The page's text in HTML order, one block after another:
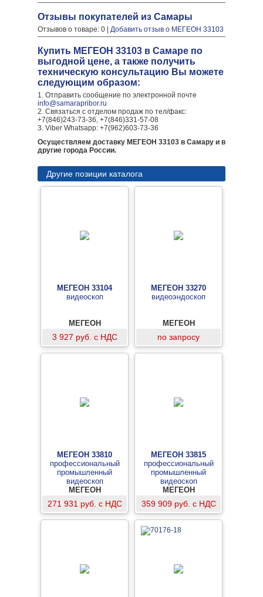
Отзывы покупателей из Самары
Отзывов о товаре: 0 | Добавить отзыв о МЕГЕОН 33103
Купить МЕГЕОН 33103 в Самаре по
выгодной цене, а также получить
техническую консультацию Вы можете
следующим образом:
1. Отправить сообщение по электронной почте
info@samarapribor.ru
2. Связаться с отделом продаж по тел/факс:
+7(846)243-73-36, +7(846)331-57-08
3. Viber Whatsapp: +7(962)603-73-36
Осуществляем доставку МЕГЕОН 33103 в Самару и в
другие города России.
Другие позиции каталога
МЕГЕОН 33104
видеоскоп
МЕГЕОН
3 927 руб. с НДС
МЕГЕОН 33270
видеоэндоскоп
МЕГЕОН
по запросу
МЕГЕОН 33810
профессиональный
промышленный
видеоскоп
МЕГЕОН
271 931 руб. с НДС
МЕГЕОН 33815
профессиональный
промышленный
видеоскоп
МЕГЕОН
359 909 руб. с НДС